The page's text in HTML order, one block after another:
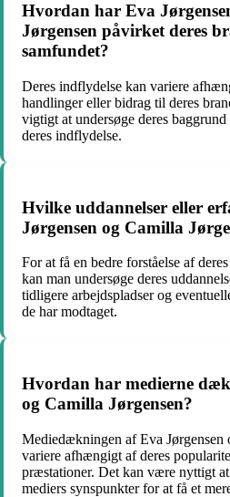
Hvordan har Eva
Jørgensen påvirket deres
samfundet?
Deres indflydelse kan variere
handlinger eller bidrag til deres
vigtigt at undersøge deres
deres indflydelse.
Hvilke uddannelser eller
Jørgensen og Camilla
For at få en bedre forståelse af
kan man undersøge deres
tidligere arbejdspladser og
de har modtaget.
Hvordan har medierne
og Camilla Jørgensen?
Mediedækningen af Eva Jørgensen
variere afhængigt af deres
præstationer. Det kan være nyttigt
mediers synspunkter for at få et